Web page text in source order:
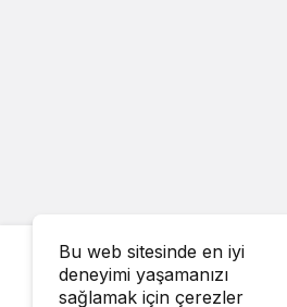
Bu web sitesinde en iyi
deneyimi yaşamanızı
sağlamak için çerezler